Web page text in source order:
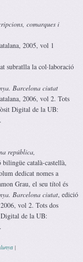
comarques i
2005, vol 1
subratlla la col·laboració
Barcelona ciutat
2006, vol 2. Tots
Digital de la UB:
.
república,
bilingüe català-castellà,
dedicat nomes a
Grau, el seu títol és
Barcelona ciutat, edició
vol 2. Tots dos
de la UB:
.
|